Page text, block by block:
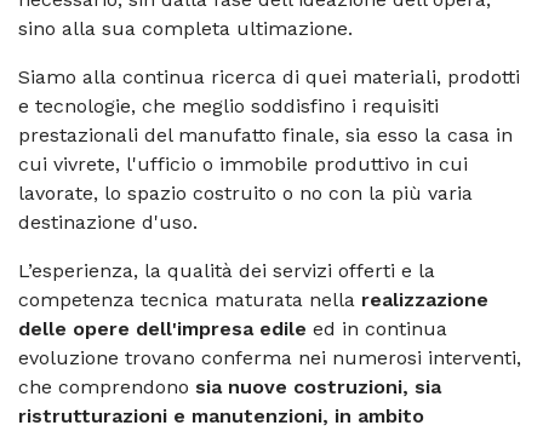
sino alla sua completa ultimazione.
Siamo alla continua ricerca di quei materiali, prodotti
e tecnologie, che meglio soddisfino i requisiti
prestazionali del manufatto finale, sia esso la casa in
cui vivrete, l'ufficio o immobile produttivo in cui
lavorate, lo spazio costruito o no con la più varia
destinazione d'uso.
L’esperienza, la qualità dei servizi offerti e la
competenza tecnica maturata nella realizzazione
delle opere dell'impresa edile ed in continua
evoluzione trovano conferma nei numerosi interventi,
che comprendono sia nuove costruzioni, sia
ristrutturazioni e manutenzioni, in ambito